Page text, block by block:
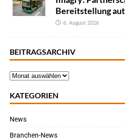
Bereitstellung
6. August 2026
BEITRAGSARCHIV
KATEGORIEN
News
Branchen-News